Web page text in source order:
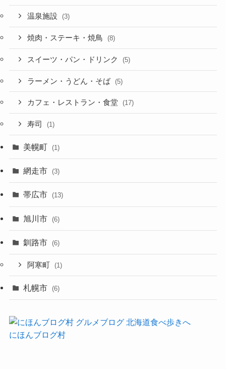
温泉施設 (3)
焼肉・ステーキ・焼鳥 (8)
スイーツ・パン・ドリンク (5)
ラーメン・うどん・そば (5)
カフェ・レストラン・食堂 (17)
寿司 (1)
美幌町 (1)
網走市 (3)
帯広市 (13)
旭川市 (6)
釧路市 (6)
阿寒町 (1)
札幌市 (6)
にほんブログ村